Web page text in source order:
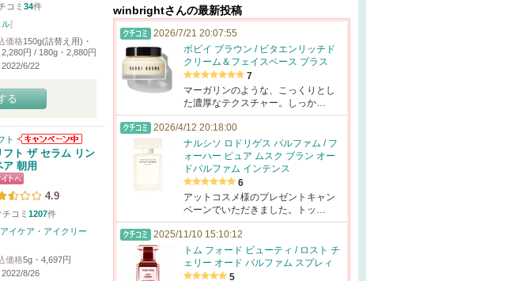
コミ 34件
ル]
価格150g(詰替え用)・
2,280円 / 180g・2,880円
2022/6/22
る
ト
フト ザ セラム リン
ア 朝用
4.9
チコミ 1207件
アイケア・アイクリー
価格5g・4,697円
2022/8/26
winbrightさんの最新投稿
2026/7/21 20:07:55
ボビイ ブラウン / ビタエンリッチド
クリーム＆フェイスベース プラス
7
マーガリンのような、こっくりとし
た濃厚なテクスチャー。しっか…
2026/4/12 20:18:00
ナルシソ ロドリゲス パルファム / フ
ォーハー ピュア ムスク ブラン オー
ドパルファム インテンス
6
アットコスメ様のプレゼントキャン
ペーンでいただきました。トッ…
2025/11/10 15:10:12
トム フォード ビューティ / ロスト チ
ェリー オード パルファム スプレィ
5